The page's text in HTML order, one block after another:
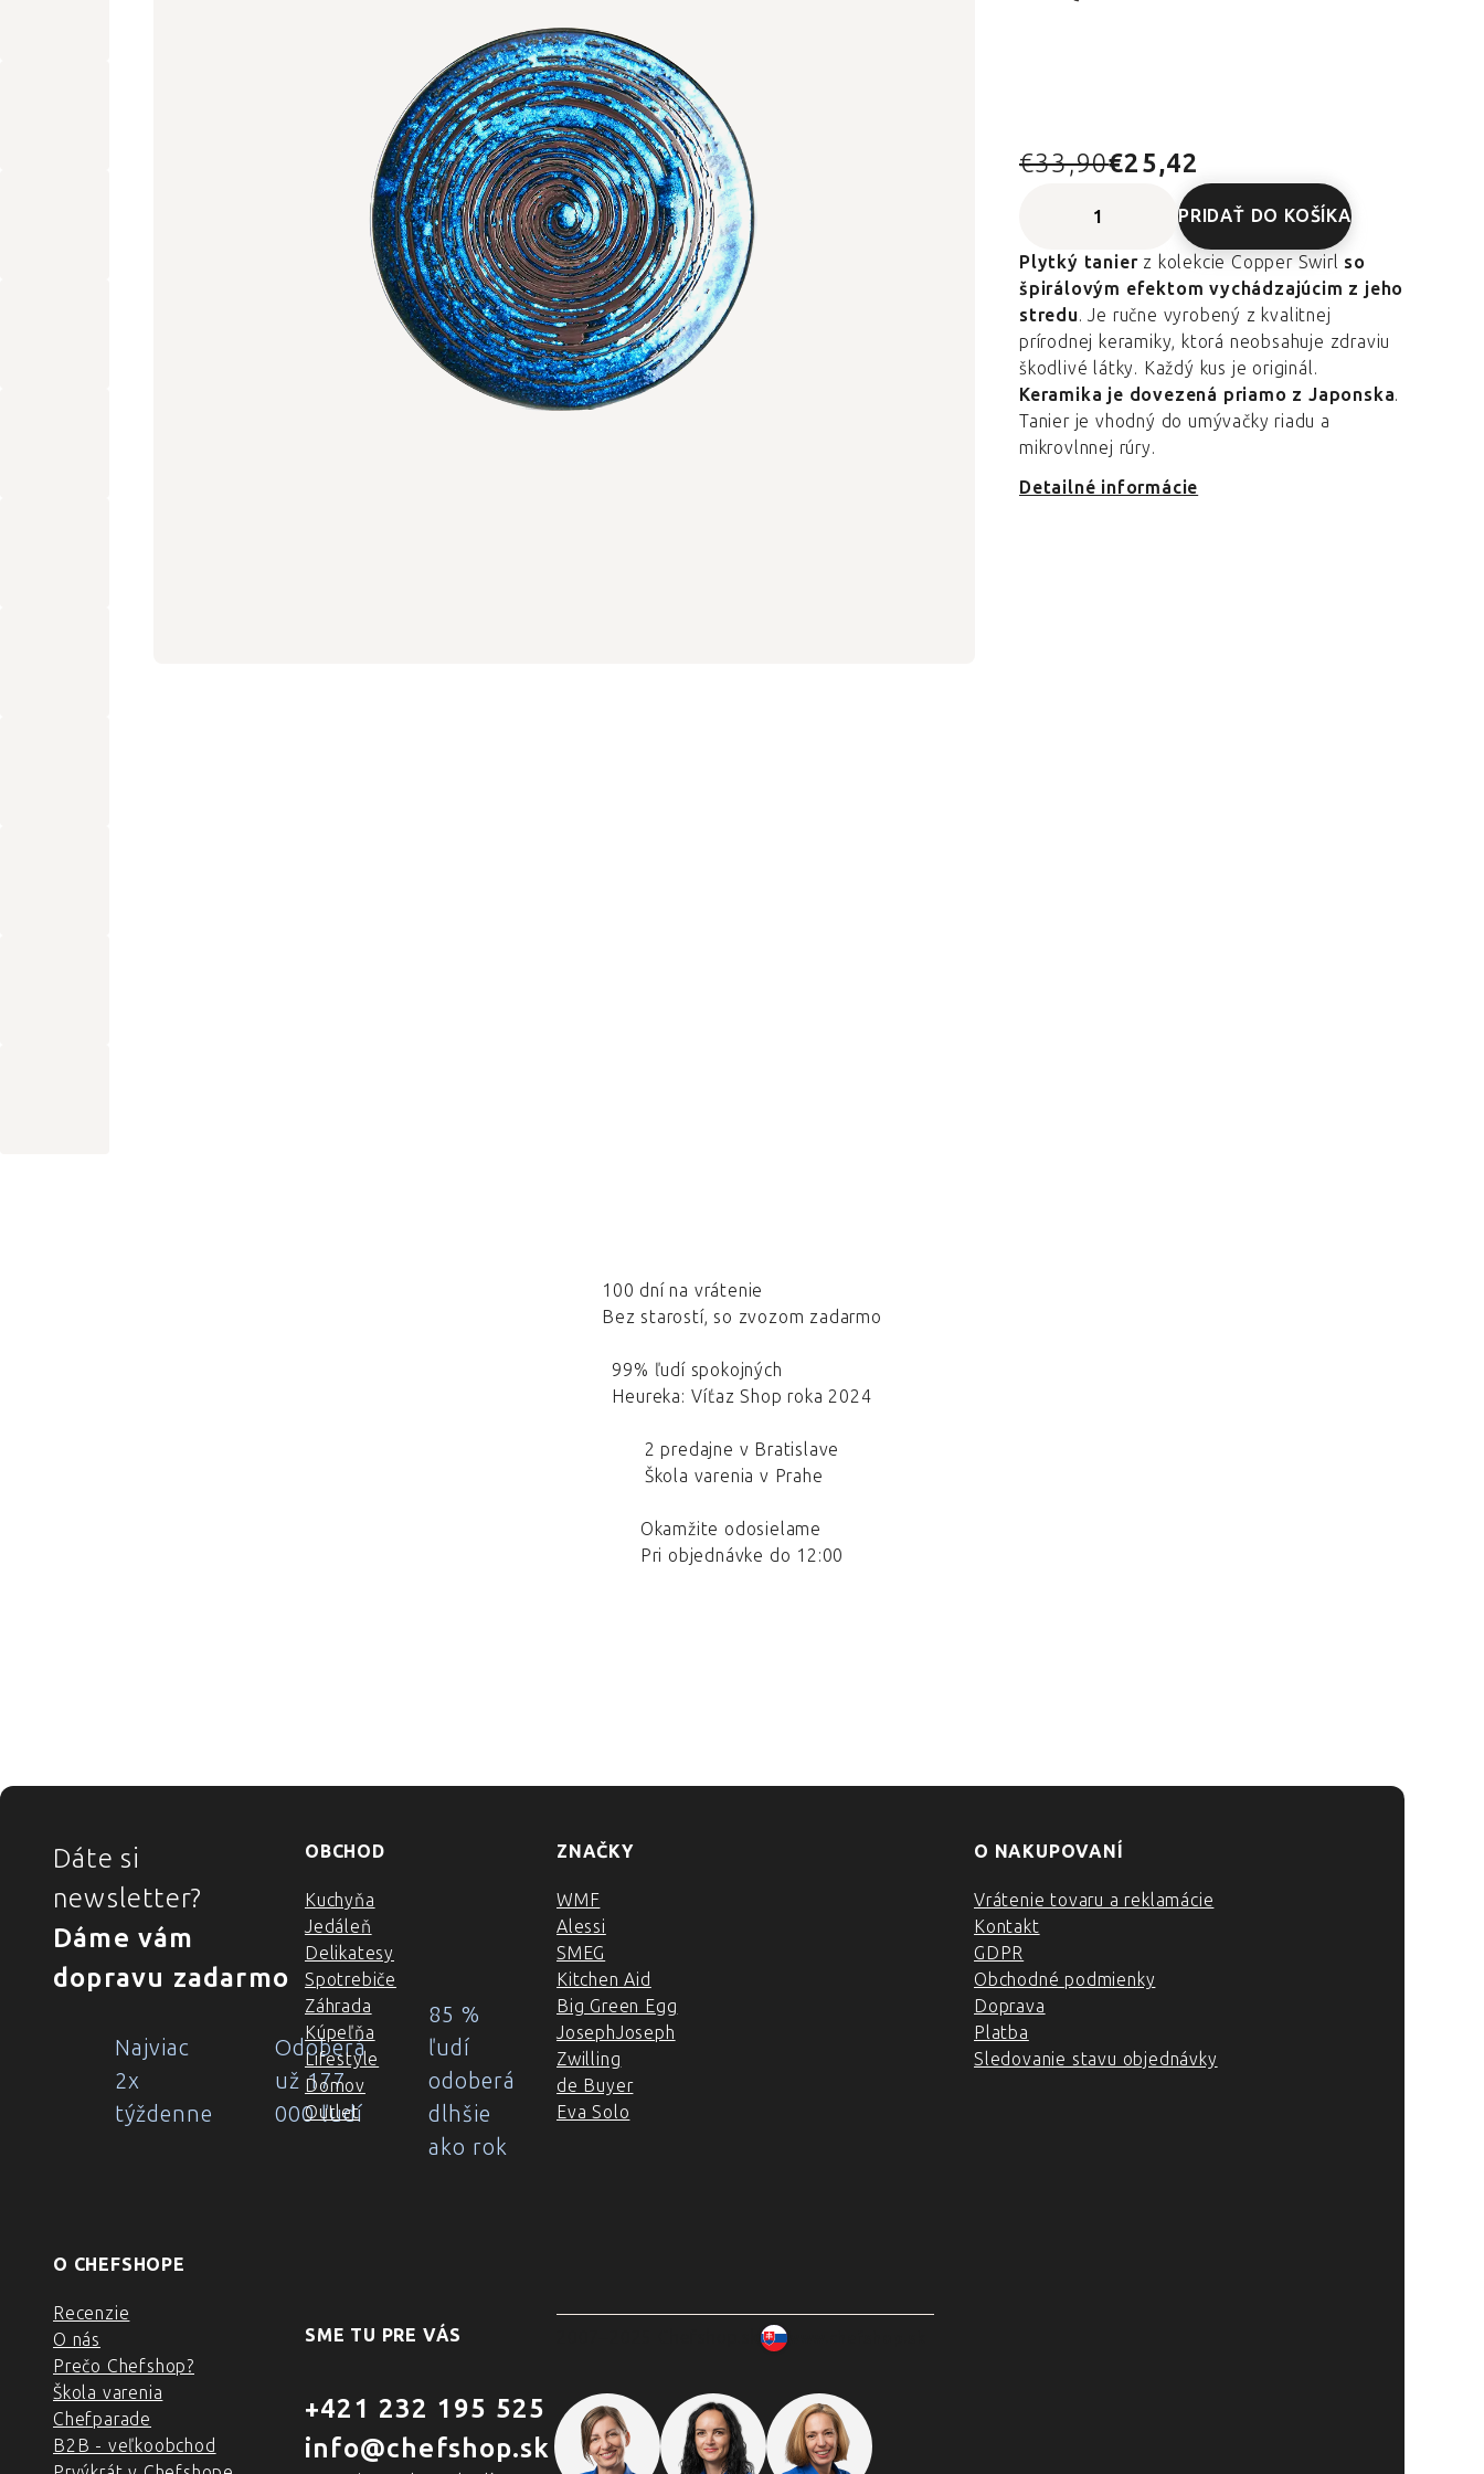
€33,90€25,42
PRIDAŤ DO KOŠÍKA
Plytký tanierz kolekcie Copper Swirl so
špirálovým efektom vychádzajúcim z jeho
stredu. Je ručne vyrobený z kvalitnej
prírodnej keramiky, ktorá neobsahuje zdraviu
škodlivé látky. Každý kus je originál.
Keramika je dovezená priamo z Japonska.
Tanier je vhodný do umývačky riadu a
mikrovlnnej rúry.
Detailné informácie
100 dní na vrátenie
Bez starostí, so zvozom zadarmo
99% ľudí spokojných
Heureka: Víťaz Shop roka 2024
2 predajne v Bratislave
Škola varenia v Prahe
Okamžite odosielame
Pri objednávke do 12:00
ZÁPÄTIE
Dáte si
newsletter?
Dáme vám
dopravu zadarmo
Najviac
2x
týždenne
Odoberá
už 177
000 ľudí
85 %
ľudí
odoberá
dlhšie
ako rok
OBCHOD
Kuchyňa
Jedáleň
Delikatesy
Spotrebiče
Záhrada
Kúpeľňa
Lifestyle
Domov
Outlet
ZNAČKY
WMF
Alessi
SMEG
Kitchen Aid
Big Green Egg
JosephJoseph
Zwilling
de Buyer
Eva Solo
O NAKUPOVANÍ
Vrátenie tovaru a reklamácie
Kontakt
GDPR
Obchodné podmienky
Doprava
Platba
Sledovanie stavu objednávky
O CHEFSHOPE
Recenzie
O nás
Prečo Chefshop?
Škola varenia
Chefparade
B2B - veľkoobchod
SME TU PRE VÁS
+421 232 195 525
info@chefshop.sk
www.chefshop.sk